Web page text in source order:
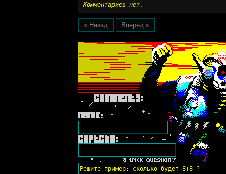
Комментариев нет.
« Назад Вперёд »
Решите пример: сколько будет 8+8 ?